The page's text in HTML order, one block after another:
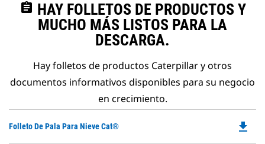
assignment HAY FOLLETOS DE PRODUCTOS Y
MUCHO MÁS LISTOS PARA LA
DESCARGA.
Hay folletos de productos Caterpillar y otros
documentos informativos disponibles para su negocio
en crecimiento.
Folleto De Pala Para Nieve Cat® file_download